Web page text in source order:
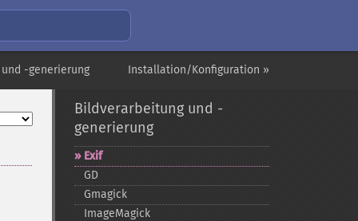
Installation/Konfiguration »
-generierung
Bildverarbeitung und -
generierung
Exif
GD
Gmagick
ImageMagick